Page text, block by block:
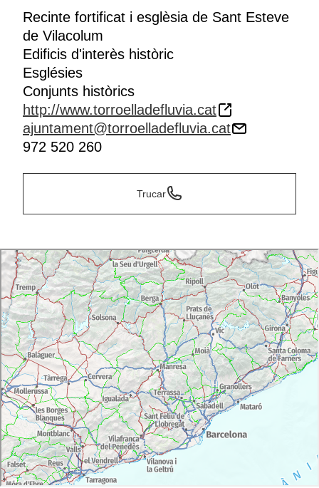
Recinte fortificat i esglèsia de Sant Esteve
de Vilacolum
Edificis d'interès històric
Esglésies
Conjunts històrics
http://www.torroelladefluvia.cat
ajuntament@torroelladefluvia.cat
972 520 260
Trucar